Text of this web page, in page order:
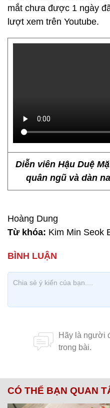
mắt chưa được 1 ngày
lượt xem trên Youtube.
Diễn viên Hậu Duệ
quân ngũ và dàn
Hoàng Dung
Từ khóa: Kim Min Seok
CÓ THỂ BẠN QUAN